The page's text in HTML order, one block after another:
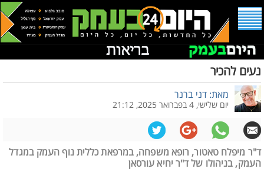
נעים להכיר
מאת: דני ברנר
יום שלישי, 4 בפברואר 2025, 21:12
ד"ר מיפלח טאטור, רופא משפחה, במרפאת כללית נוף העמק במגדל
העמק, בניהולו של ד"ר יחיא עורסאן